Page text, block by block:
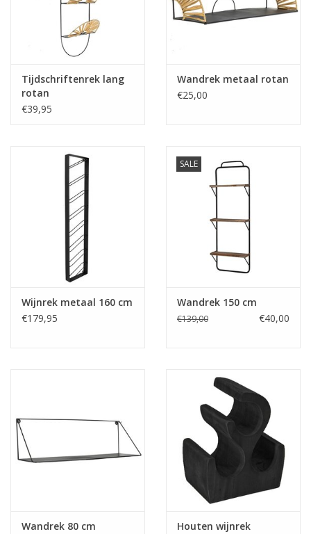
Tijdschriftenrek lang
rotan
€39,95
Wandrek metaal rotan
€25,00
Wijnrek metaal 160 cm
€179,95
SALE
Wandrek 150 cm
€139,00 €40,00
Wandrek 80 cm
Houten wijnrek